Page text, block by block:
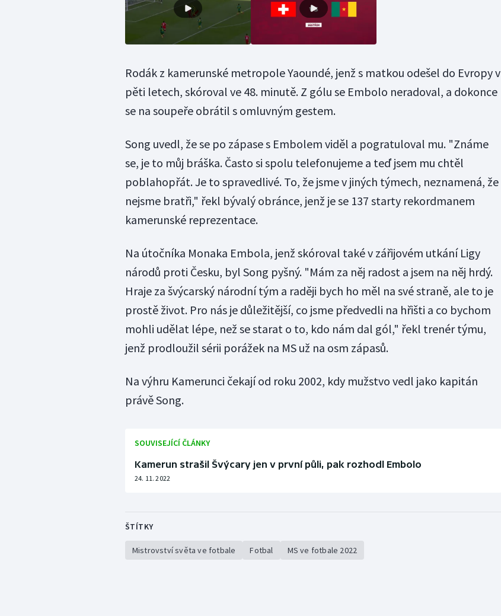
Rodák z kamerunské metropole Yaoundé, jenž s matkou odešel do Evropy v
pěti letech, skóroval ve 48. minutě. Z gólu se Embolo neradoval, a dokonce
se na soupeře obrátil s omluvným gestem.
Song uvedl, že se po zápase s Embolem viděl a pogratuloval mu. "Známe
se, je to můj bráška. Často si spolu telefonujeme a teď jsem mu chtěl
poblahopřát. Je to spravedlivé. To, že jsme v jiných týmech, neznamená, že
nejsme bratři," řekl bývalý obránce, jenž je se 137 starty rekordmanem
kamerunské reprezentace.
Na útočníka Monaka Embola, jenž skóroval také v zářijovém utkání Ligy
národů proti Česku, byl Song pyšný. "Mám za něj radost a jsem na něj hrdý.
Hraje za švýcarský národní tým a raději bych ho měl na své straně, ale to je
prostě život. Pro nás je důležitější, co jsme předvedli na hřišti a co bychom
mohli udělat lépe, než se starat o to, kdo nám dal gól," řekl trenér týmu,
jenž prodloužil sérii porážek na MS už na osm zápasů.
Na výhru Kamerunci čekají od roku 2002, kdy mužstvo vedl jako kapitán
právě Song.
SOUVISEJÍCÍ ČLÁNKY
Kamerun strašil Švýcary jen v první půli, pak rozhodl Embolo
24. 11. 2022
ŠTÍTKY
Mistrovství světa ve fotbale Fotbal MS ve fotbale 2022